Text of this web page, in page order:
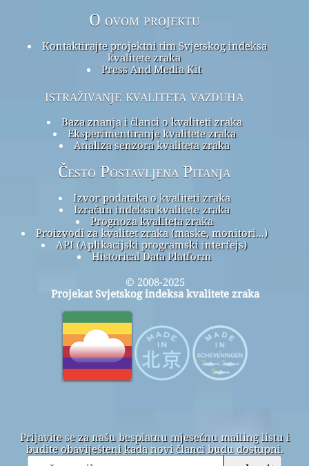
O ovom projektu
Kontaktirajte projektni tim Svjetskog indeksa
kvalitete zraka
Press And Media Kit
istraživanje kvaliteta vazduha
Baza znanja i članci o kvaliteti zraka
Eksperimentiranje kvalitete zraka
Analiza senzora kvaliteta zraka
Često Postavljena Pitanja
Izvor podataka o kvaliteti zraka
Izračun indeksa kvalitete zraka
Prognoza kvaliteta zraka
Proizvodi za kvalitet zraka (maske, monitori...)
API (Aplikacijski programski interfejs)
Historical Data Platform
© 2008-2025
Projekat Svjetskog indeksa kvalitete zraka
Prijavite se za našu besplatnu mjesečnu mailing listu i
budite obaviješteni kada novi članci budu dostupni.